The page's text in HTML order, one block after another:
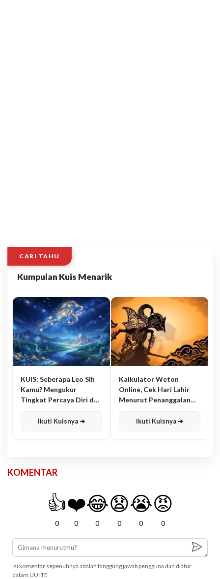
CARI TAHU
Kumpulan Kuis Menarik
KUIS: Seberapa Leo Sih
Kamu? Mengukur
Tingkat Percaya Diri dan
Ikuti Kuisnya ➔
Kalkulator Weton
Online, Cek Hari Lahir
Menurut Penanggalan
Ikuti Kuisnya ➔
KOMENTAR
👍
0
❤️
0
😂
0
😧
0
😭
0
😡
0
Isi komentar sepenuhnya adalah tanggung jawab pengguna dan diatur
dalam UU ITE